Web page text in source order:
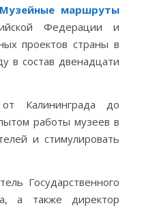
маршруты
Федерации и
проектов страны в
в состав двенадцати
Калининграда до
работы музеев в
и стимулировать
Государственного
а также директор